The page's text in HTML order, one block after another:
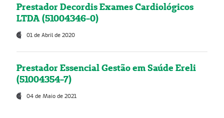
Prestador Decordis Exames Cardiológicos
LTDA (51004346-0)
01 de Abril de 2020
Prestador Essencial Gestão em Saúde Ereli
(51004354-7)
04 de Maio de 2021